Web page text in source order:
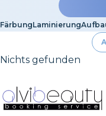
FärbungLaminierung
Nichts gefunden